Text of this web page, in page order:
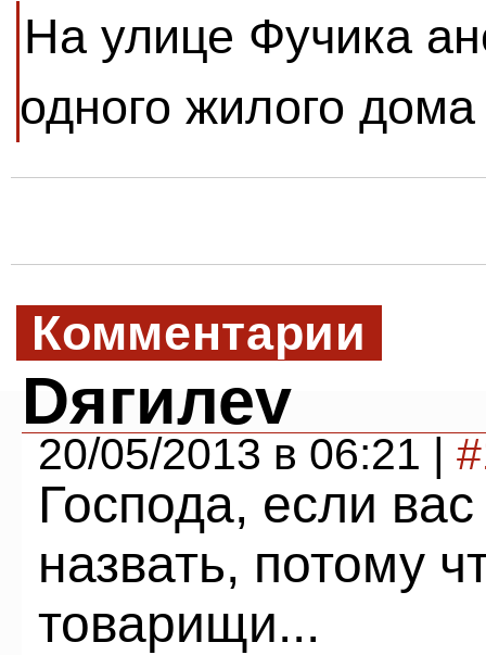
На улице Фучика
одного жилого
Комментарии
Dягилеv
20/05/2013 в 06:21 |
Господа, если
назвать, потому
товарищи...